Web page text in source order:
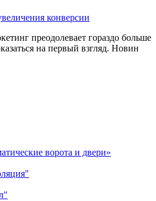
конверсии
преодолевает гораздо больше
на первый взгляд. Новин
ворота и двери»